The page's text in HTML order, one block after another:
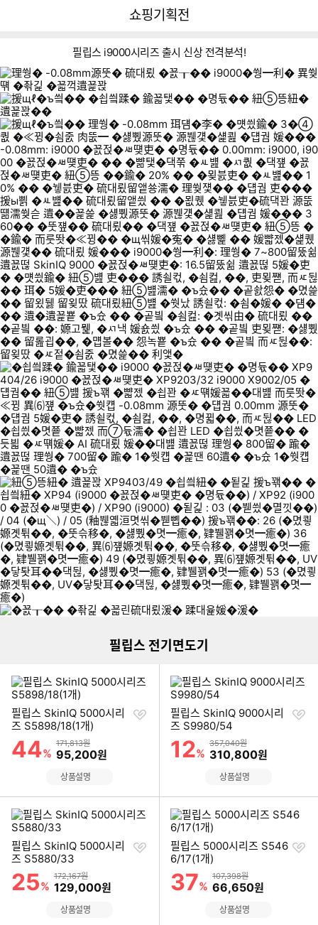
다나와
쇼핑기획전
필립스 i9000시리즈 출시 신상 전격분석!
2 3 4
필립스 전기면도기
필립스 SkinIQ 5000시리
즈 S5898/18(1개)
할인률
44%
상품금액
171,813원
할인금액
95,200원
찜
상품설명
필립스 SkinIQ 9000시리
즈 S9980/54
할인률
12%
상품금액
357,040원
할인금액
310,800원
찜
상품설명
필립스 SkinIQ 5000시리
즈 S5880/33
할인률
25%
상품금액
172,167원
할인금액
129,000원
찜
상품설명
필립스 5000시리즈 S546
6/17(1개)
할인률
37%
상품금액
107,398원
할인금액
66,650원
찜
상품설명